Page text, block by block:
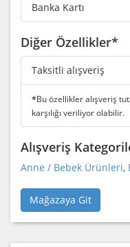
Banka Kartı
Diğer Özellikler*
Taksitli alışveriş
*Bu özellikler alışveriş
karşılığı veriliyor olabilir.
Alışveriş
Anne / Bebek Ürünleri,
Mağazaya Git